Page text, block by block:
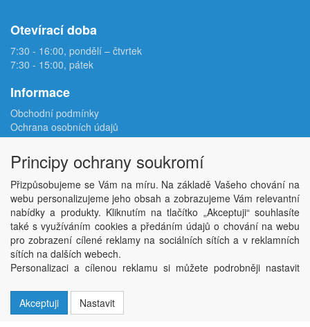
Otevírací doba
7:30 - 16:00, pondělí – čtvrtek
7:30 - 15:00, pátek
Informace
Obchodní podmínky
Ochrana osobních údajů
Reklamační protokol
Odstoupení od smlouvy
Podmínky užití e-shopu
Doprava
Velkoobchod
Kontakt
Nastavení soukromí
Copyright © ABRA Software a.s. 2026,
Principy ochrany soukromí
Přizpůsobujeme se Vám na míru. Na základě Vašeho chování na
webu personalizujeme jeho obsah a zobrazujeme Vám relevantní
nabídky a produkty. Kliknutím na tlačítko „Akceptuji“ souhlasíte
také s využíváním cookies a předáním údajů o chování na webu
pro zobrazení cílené reklamy na sociálních sítích a v reklamních
sítích na dalších webech.
Personalizaci a cílenou reklamu si můžete podrobněji nastavit
Akceptuji
Nastavit